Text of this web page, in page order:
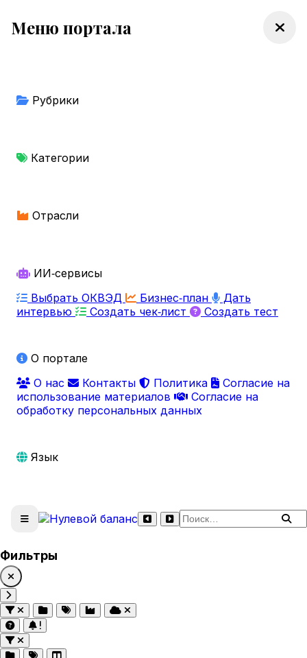
Меню портала
Рубрики
Категории
Отрасли
ИИ‑сервисы
Выбрать ОКВЭД
Бизнес‑план
Дать
интервью
Создать чек‑лист Создать тест
О портале
О нас
Контакты Политика
Согласие на
использование материалов
Согласие на
обработку персональных данных
Язык
Поиск по сайту
Фильтры